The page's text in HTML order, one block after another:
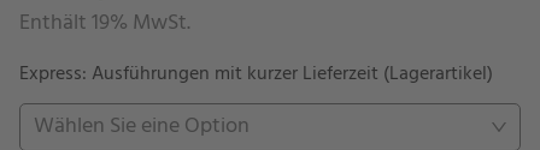
Enthält 19% MwSt.
Express: Ausführungen mit kurzer Lieferzeit (Lagerartikel)
Wählen Sie eine Option